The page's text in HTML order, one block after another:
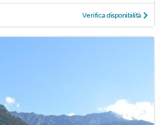
Verifica disponibilità